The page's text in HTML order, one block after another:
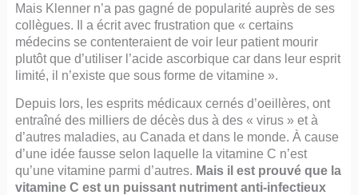
Mais Klenner n’a pas gagné de popularité auprès de ses
collègues. Il a écrit avec frustration que « certains
médecins se contenteraient de voir leur patient mourir
plutôt que d’utiliser l’acide ascorbique car dans leur esprit
limité, il n’existe que sous forme de vitamine ».
Depuis lors, les esprits médicaux cernés d’oeillères, ont
entraîné des milliers de décès dus à des « virus » et à
d’autres maladies, au Canada et dans le monde. À cause
d’une idée fausse selon laquelle la vitamine C n’est
qu’une vitamine parmi d’autres. Mais il est prouvé que la
vitamine C est un puissant nutriment anti-infectieux